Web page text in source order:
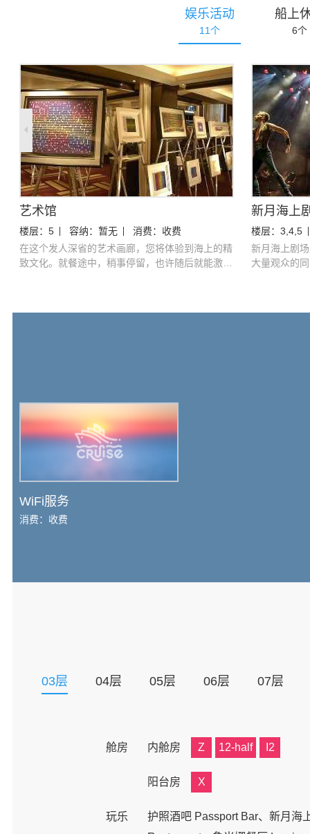
娱乐活动
11个
船上
6个
艺术馆
楼层： 5 容纳： 暂无 消费： 收费
在这个发人深省的艺术画廊，您将体验到海上的精
致文化。就餐途中，稍事停留，也许随后就能激发
新月海上
楼层： 3,4,5
新月海上剧
大量观众的
WiFi服务
消费： 收费
03层 04层 05层 06层 07层
舱房 内舱房 Z 12-half I2
阳台房 X
玩乐
护照酒吧 Passport Bar、新月海